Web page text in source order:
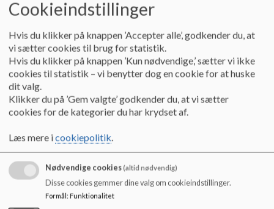
Ditte Green Enevoldsen
Tlf. nr. 99741800
Direkte tlf. nr. 99742871
Telefontid hverdage 9.00-12.00.
Hanne Haastrup - 99742870 - mobil 51851051
Hannes kontortid:
Mandag kl. 8.15-12.00
onsdag kl. 8.15-10.00
Fredag kl. 8.15-12.00
Cookieindstillinger
Hvis du klikker på knappen ’Accepter alle’, godkender du, at
vi sætter cookies til brug for statistik.
Hvis du klikker på knappen ’Kun nødvendige,’ sætter vi ikke
cookies til statistik – vi benytter dog en cookie for at huske
dit valg.
Klikker du på ’Gem valgte’ godkender du, at vi sætter
cookies for de kategorier du har krydset af.
Læs mere icookiepolitik.
Nødvendige cookies(altid nødvendig)
Disse cookies gemmer dine valg om cookieindstillinger.
Formål: Funktionalitet